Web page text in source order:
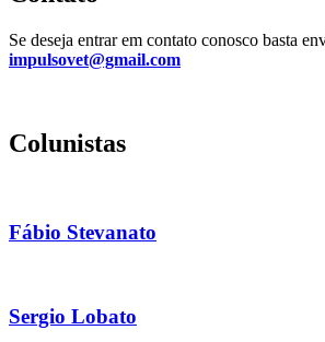
Se deseja entrar em contato conosco basta
impulsovet@gmail.com
Colunistas
Fábio Stevanato
Sergio Lobato